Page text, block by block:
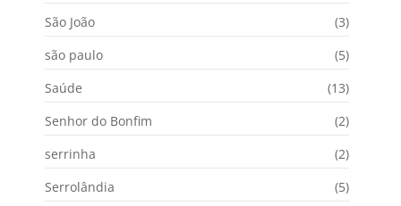
São João
(3)
são paulo
(5)
Saúde
(13)
Senhor do Bonfim
(2)
serrinha
(2)
Serrolândia
(5)